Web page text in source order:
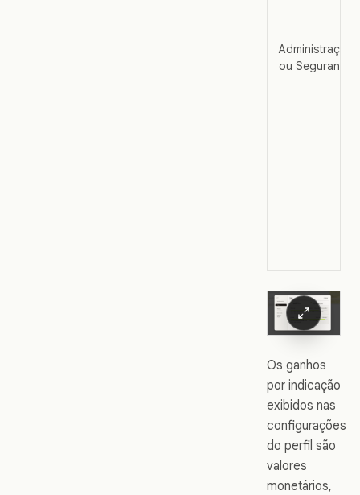
Administração
ou Segurança
Os ganhos
por indicação
exibidos nas
configurações
do perfil são
valores
monetários,